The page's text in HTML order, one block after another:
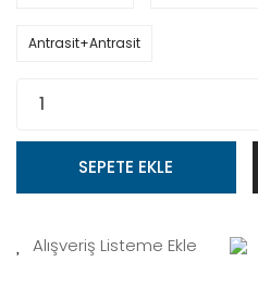
Antrasit+Antrasit
SEPETE EKLE